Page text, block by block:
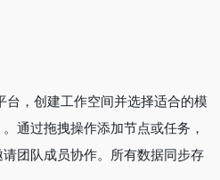
台，创建工作空间并选择适合的模
通过拖拽操作添加节点或任务，
团队成员协作。所有数据同步存